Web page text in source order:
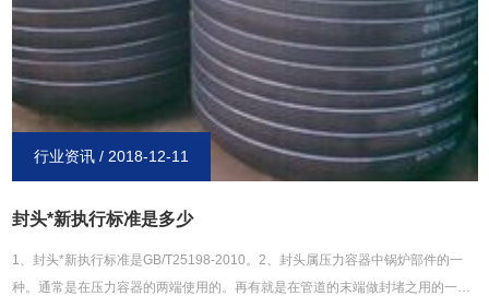
行业资讯 / 2018-12-11
封头*新执行标准是多少
1、封头*新执行标准是GB/T25198-2010。2、封头属压力容器中锅炉部件的一
种。通常是在压力容器的两端使用的。再有就是在管道的末端做封堵之用的一种